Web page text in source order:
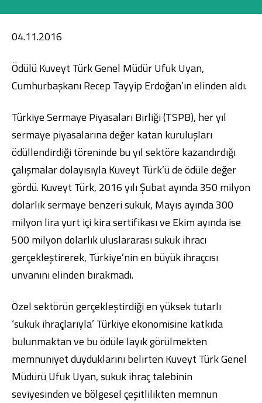
Dijital Bankacılık Hakkımızda Finans Portalı
Yatırımcı İlişkileri
Şube ve ATM’ler
İletişim
Ürün ve Hizmet Ücretleri
العربية
Şube ve ATM’ler
İletişim
Ürün ve Hizmet Ücretleri
Ticari Kartlar
Tarım Finansmanı
Leasing
Yatırım
04.11.2016
Ödülü Kuveyt Türk Genel Müdür Ufuk Uyan,
Cumhurbaşkanı Recep Tayyip Erdoğan’ın elinden aldı.
Türkiye Sermaye Piyasaları Birliği (TSPB), her yıl
sermaye piyasalarına değer katan kuruluşları
ödüllendirdiği töreninde bu yıl sektöre kazandırdığı
çalışmalar dolayısıyla Kuveyt Türk’ü de ödüle değer
gördü. Kuveyt Türk, 2016 yılı Şubat ayında 350 milyon
dolarlık sermaye benzeri sukuk, Mayıs ayında 300
milyon lira yurt içi kira sertifikası ve Ekim ayında ise
500 milyon dolarlık uluslararası sukuk ihracı
gerçekleştirerek, Türkiye’nin en büyük ihraçcısı
unvanını elinden bırakmadı.
Özel sektörün gerçekleştirdiği en yüksek tutarlı
‘sukuk ihraçlarıyla’ Türkiye ekonomisine katkıda
bulunmaktan ve bu ödüle layık görülmekten
memnuniyet duyduklarını belirten Kuveyt Türk Genel
Müdürü Ufuk Uyan, sukuk ihraç talebinin
seviyesinden ve bölgesel çeşitlilikten memnun